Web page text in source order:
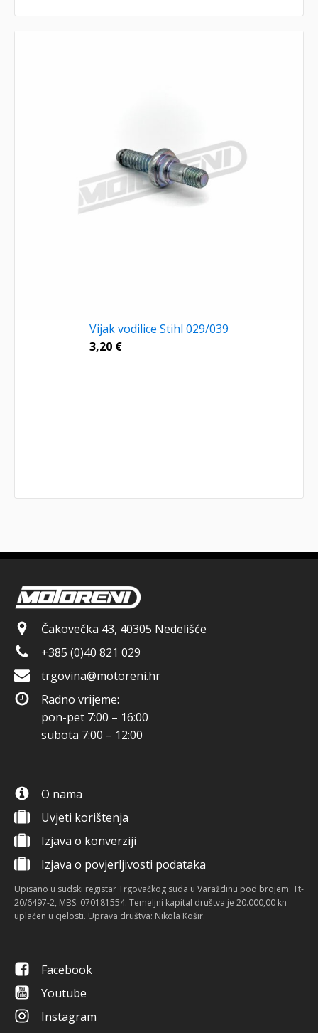
Vijak vodilice Stihl 029/039
3,20 €
Čakovečka 43, 40305 Nedelišće
+385 (0)40 821 029
trgovina@motoreni.hr
Radno vrijeme:
pon-pet 7:00 – 16:00
subota 7:00 – 12:00
O nama
Uvjeti korištenja
Izjava o konverziji
Izjava o povjerljivosti podataka
Upisano u sudski registar Trgovačkog suda u Varaždinu pod brojem: Tt-
20/6497-2, MBS: 070181554. Temeljni kapital društva je 20.000,00 kn
uplaćen u cjelosti. Uprava društva: Nikola Košir.
Facebook
Youtube
Instagram